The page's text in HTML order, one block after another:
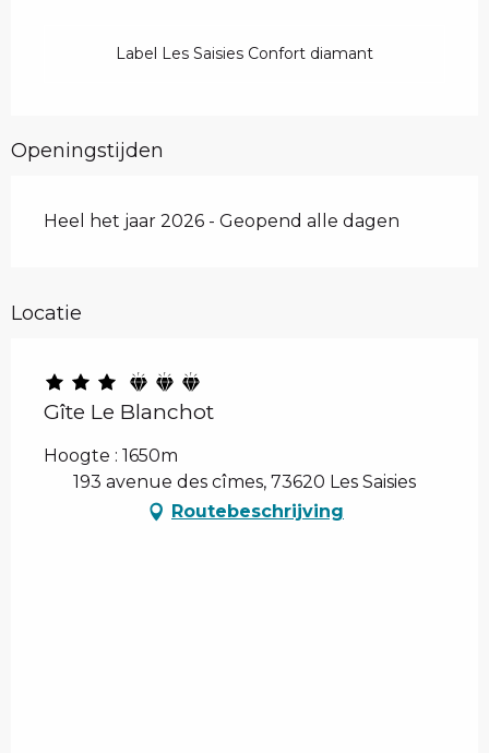
Label Les Saisies Confort diamant
Openingstijden
Heel het jaar 2026 - Geopend alle dagen
Locatie
Gîte Le Blanchot
Hoogte : 1650m
193 avenue des cîmes, 73620 Les Saisies
Routebeschrijving